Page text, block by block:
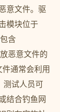
意文件。驱
模块位于
含
恶意文件的
通常会利用
测试人员可
结合钓鱼网